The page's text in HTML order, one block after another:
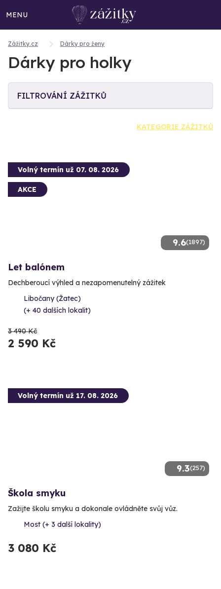
MENU
Zážitky.cz Dárky pro ženy
Dárky pro holky
FILTROVÁNÍ ZÁŽITKŮ
KATEGORIE ZÁŽITKŮ
9.6(1897)
Volný termín už 07. 08. 2026
AKCE
Let balónem
Dechberoucí výhled a nezapomenutelný zážitek
Libočany (Žatec)
(+ 40 dalších lokalit)
3 490 Kč
2 590 Kč
9.3(257)
Volný termín už 17. 08. 2026
Škola smyku
Zažijte školu smyku a dokonale ovládněte svůj vůz.
Most (+ 3 další lokality)
3 080 Kč